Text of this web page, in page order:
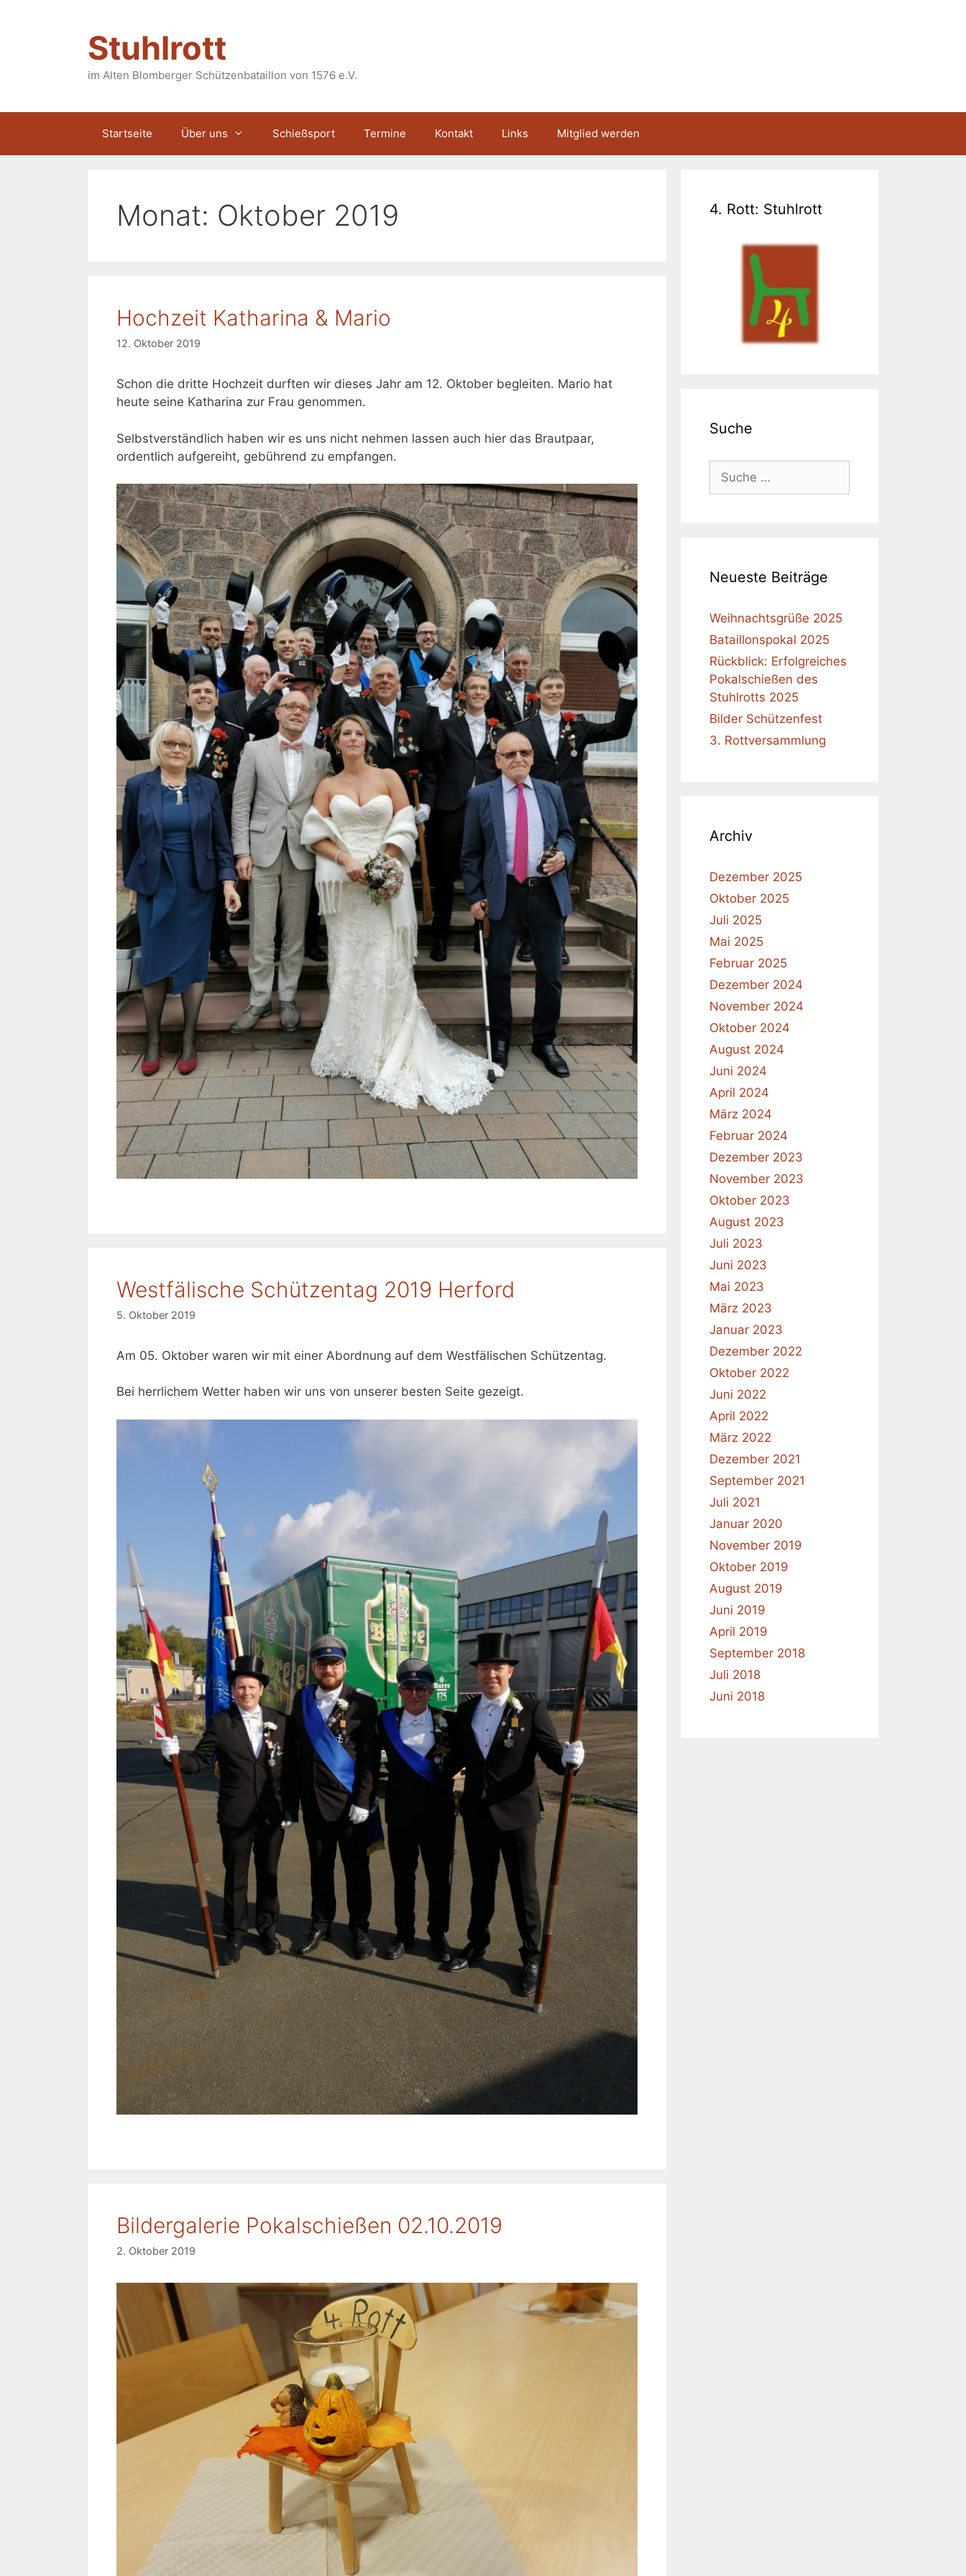
Stuhlrott
im Alten Blomberger Schützenbataillon von 1576 e.V.
Startseite Über uns Schießsport Termine Kontakt Links Mitglied werden
Monat: Oktober 2019
Hochzeit Katharina & Mario
12. Oktober 2019
Schon die dritte Hochzeit durften wir dieses Jahr am 12. Oktober begleiten. Mario hat
heute seine Katharina zur Frau genommen.
Selbstverständlich haben wir es uns nicht nehmen lassen auch hier das Brautpaar,
ordentlich aufgereiht, gebührend zu empfangen.
Westfälische Schützentag 2019 Herford
5. Oktober 2019
Am 05. Oktober waren wir mit einer Abordnung auf dem Westfälischen Schützentag.
Bei herrlichem Wetter haben wir uns von unserer besten Seite gezeigt.
Bildergalerie Pokalschießen 02.10.2019
2. Oktober 2019
4. Rott: Stuhlrott
Suche
Suche
nach:
Neueste Beiträge
Weihnachtsgrüße 2025
Bataillonspokal 2025
Rückblick: Erfolgreiches
Pokalschießen des
Stuhlrotts 2025
Bilder Schützenfest
3. Rottversammlung
Archiv
Dezember 2025
Oktober 2025
Juli 2025
Mai 2025
Februar 2025
Dezember 2024
November 2024
Oktober 2024
August 2024
Juni 2024
April 2024
März 2024
Februar 2024
Dezember 2023
November 2023
Oktober 2023
August 2023
Juli 2023
Juni 2023
Mai 2023
März 2023
Januar 2023
Dezember 2022
Oktober 2022
Juni 2022
April 2022
März 2022
Dezember 2021
September 2021
Juli 2021
Januar 2020
November 2019
Oktober 2019
August 2019
Juni 2019
April 2019
September 2018
Juli 2018
Juni 2018